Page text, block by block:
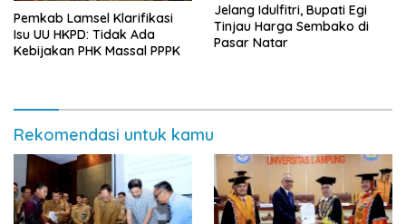
Pemkab Lamsel Klarifikasi
Isu UU HKPD: Tidak Ada
Kebijakan PHK Massal PPPK
Jelang Idulfitri, Bupati Egi
Tinjau Harga Sembako di
Pasar Natar
Rekomendasi untuk kamu